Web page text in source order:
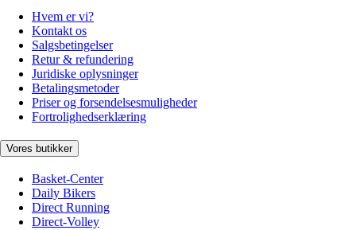
Hvem er vi?
Kontakt os
Salgsbetingelser
Retur & refundering
Juridiske oplysninger
Betalingsmetoder
Priser og forsendelsesmuligheder
Fortrolighedserklæring
Vores butikker
Basket-Center
Daily Bikers
Direct Running
Direct-Volley